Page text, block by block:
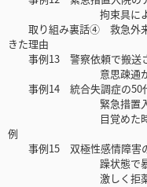
拘束具により2日目
取り組み裏話④ 救急外来
きた理由
事例13 警察依頼で搬送さ
意思疎通が困難で
事例14 統合失調症の50代
緊急措置入院で、点
目覚めた時に点滴台
例
事例15 双極性感情障害の
躁状態で暴言・暴
激しく拒薬して